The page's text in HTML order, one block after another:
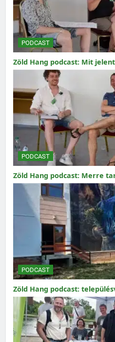
PODCAST
Zöld Hang podcast: Mit
PODCAST
Zöld Hang podcast: Merre
PODCAST
Zöld Hang podcast: